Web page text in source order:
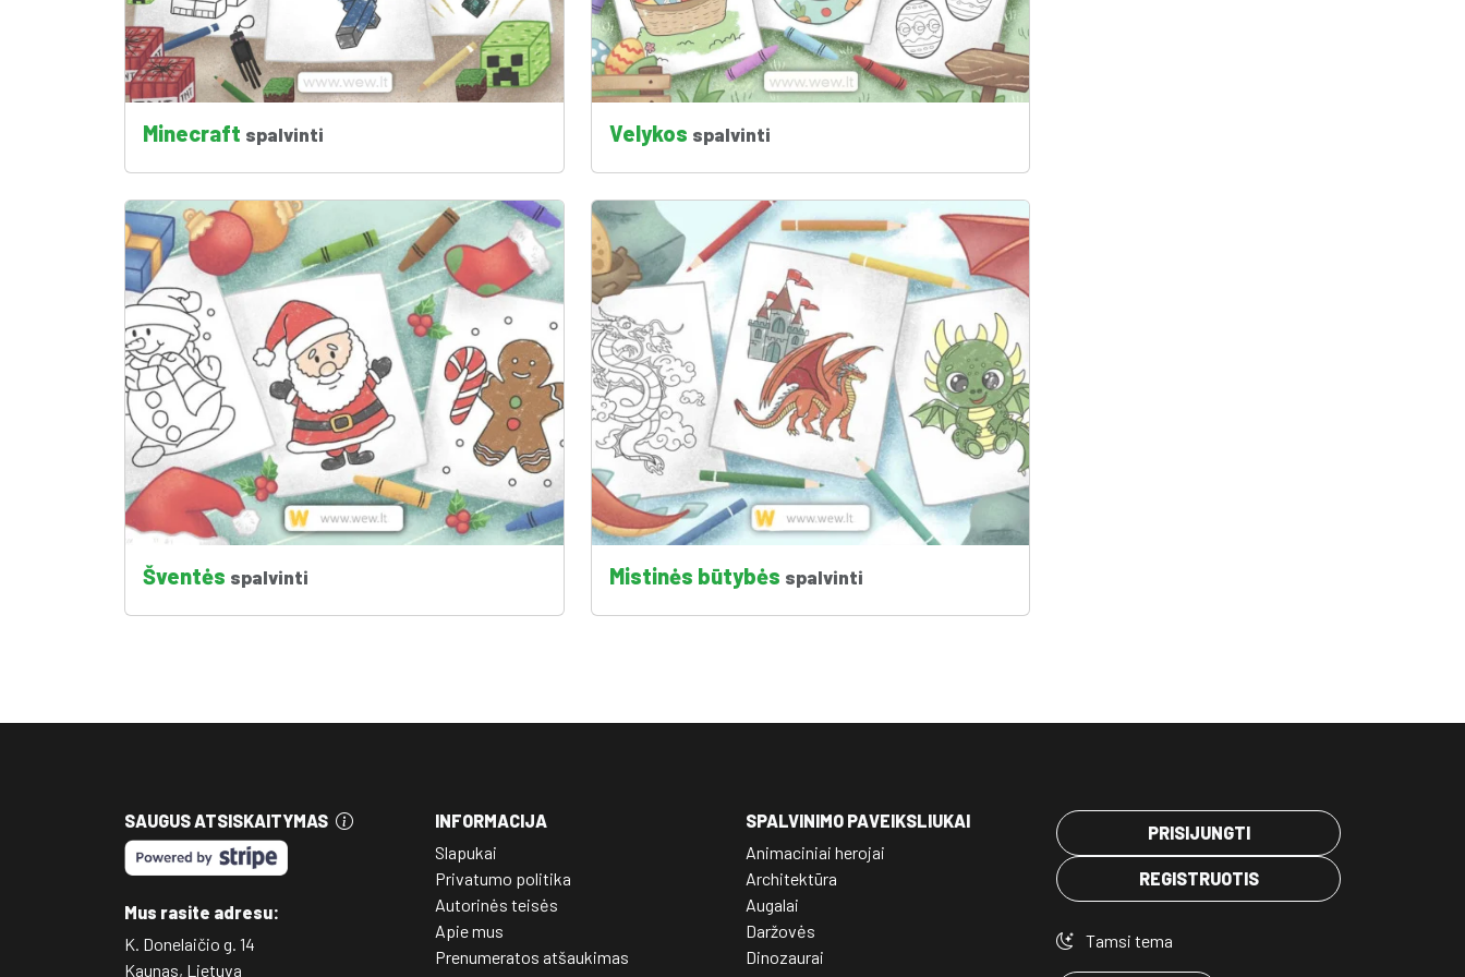
Minecraft spalvinti Velykos spalvinti
Šventės spalvinti Mistinės būtybės spalvinti
SAUGUS ATSISKAITYMAS
Mus rasite adresu:
K. Donelaičio g. 14
Kaunas, Lietuva
INFORMACIJA
Slapukai
Privatumo politika
Autorinės teisės
Apie mus
Prenumeratos atšaukimas
SPALVINIMO PAVEIKSLIUKAI
Animaciniai herojai
Architektūra
Augalai
Daržovės
Dinozaurai
PRISIJUNGTI
REGISTRUOTIS
Tamsi tema